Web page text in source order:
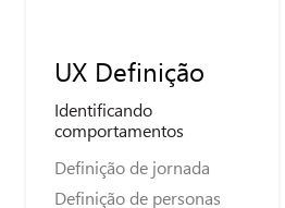
UX Definição
Identificando
comportamentos
Definição de jornada
Definição de personas